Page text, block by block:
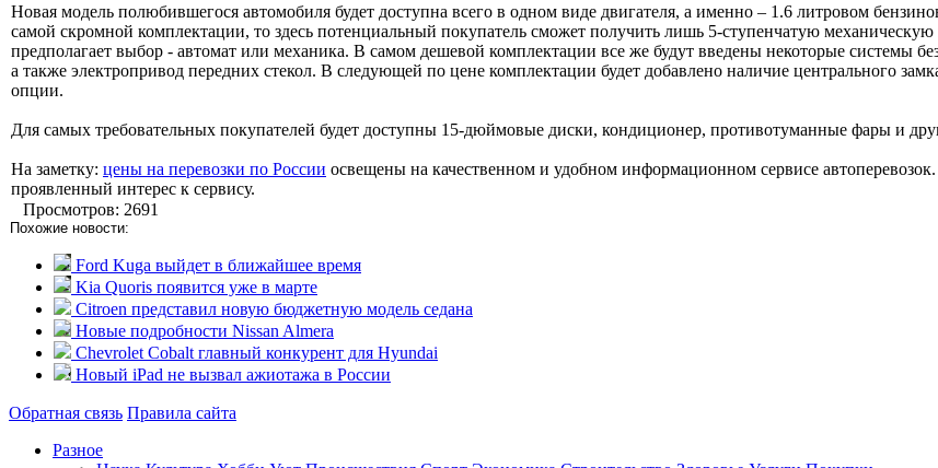
Новая модель полюбившегося автомобиля будет доступна всего в одном виде двигателя, а именно – 1.6 литровом
самой скромной комплектации, то здесь потенциальный покупатель сможет получить лишь 5-ступенчатую механическую
предполагает выбор - автомат или механика. В самом дешевой комплектации все же будут введены некоторые системы
а также электропривод передних стекол. В следующей по цене комплектации будет добавлено наличие центрального
опции.
Для самых требовательных покупателей будет доступны 15-дюймовые диски, кондиционер, противотуманные фары и
На заметку: цены на перевозки по России освещены на качественном и удобном информационном сервисе
проявленный интерес к сервису.
Просмотров: 2691
Похожие новости:
Ford Kuga выйдет в ближайшее время
Kia Quoris появится уже в марте
Citroen представил новую бюджетную модель седана
Новые подробности Nissan Almera
Chevrolet Cobalt главный конкурент для Hyundai
Новый iPad не вызвал ажиотажа в России
Обратная связь Правила сайта
Разное